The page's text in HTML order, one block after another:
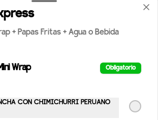
350CC
+ Papas Fritas + Agua o Bebida
Wrap Obligatorio
CON CHIMICHURRI PERUANO